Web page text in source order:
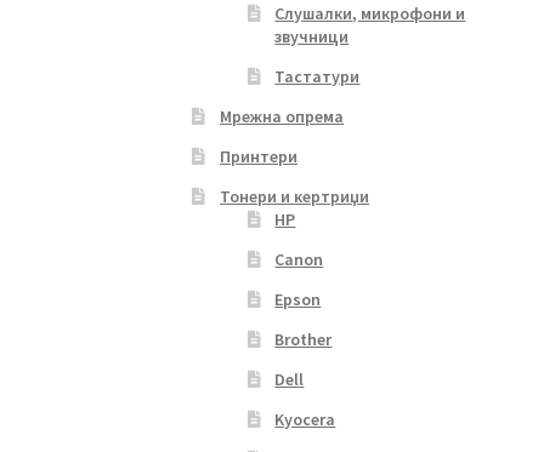
Слушалки, микрофони и
звучници
Тастатури
Мрежна опрема
Принтери
Тонери и кертриџи
HP
Canon
Epson
Brother
Dell
Kyocera